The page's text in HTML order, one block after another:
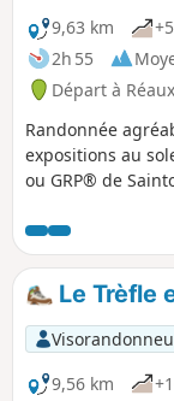
9,63 km
2h 55
Départ à
Randonnée
expositions au
ou GRP® de
Le Trèfle
9,56 km